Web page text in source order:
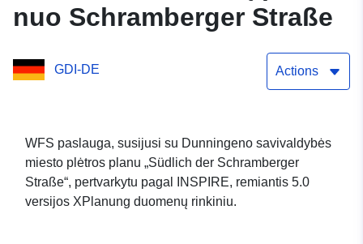
nuo Schramberger Straße
GDI-DE Actions
WFS paslauga, susijusi su Dunningeno savivaldybės
miesto plėtros planu „Südlich der Schramberger
Straße“, pertvarkytu pagal INSPIRE, remiantis 5.0
versijos XPlanung duomenų rinkiniu.